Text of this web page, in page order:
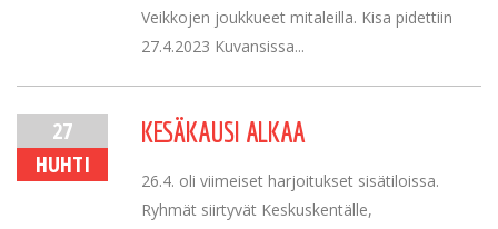
Veikkojen joukkueet mitaleilla. Kisa pidettiin
27.4.2023 Kuvansissa...
27
HUHTI
KESÄKAUSI ALKAA
26.4. oli viimeiset harjoitukset sisätiloissa.
Ryhmät siirtyvät Keskuskentälle,